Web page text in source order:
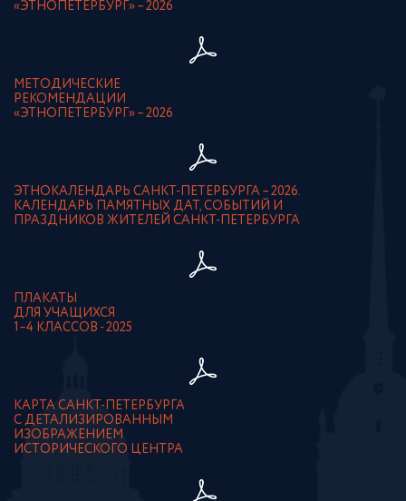
«ЭТНОПЕТЕРБУРГ» – 2026
МЕТОДИЧЕСКИЕ
РЕКОМЕНДАЦИИ
«ЭТНОПЕТЕРБУРГ» – 2026
ЭТНОКАЛЕНДАРЬ САНКТ-ПЕТЕРБУРГА – 2026.
КАЛЕНДАРЬ ПАМЯТНЫХ ДАТ, СОБЫТИЙ И
ПРАЗДНИКОВ ЖИТЕЛЕЙ САНКТ-ПЕТЕРБУРГА
ПЛАКАТЫ
ДЛЯ УЧАЩИХСЯ
1–4 КЛАССОВ - 2025
КАРТА САНКТ-ПЕТЕРБУРГА
С ДЕТАЛИЗИРОВАННЫМ
ИЗОБРАЖЕНИЕМ
ИСТОРИЧЕСКОГО ЦЕНТРА